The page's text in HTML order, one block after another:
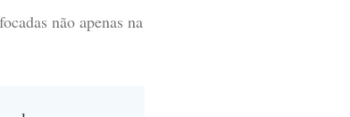
não apenas na